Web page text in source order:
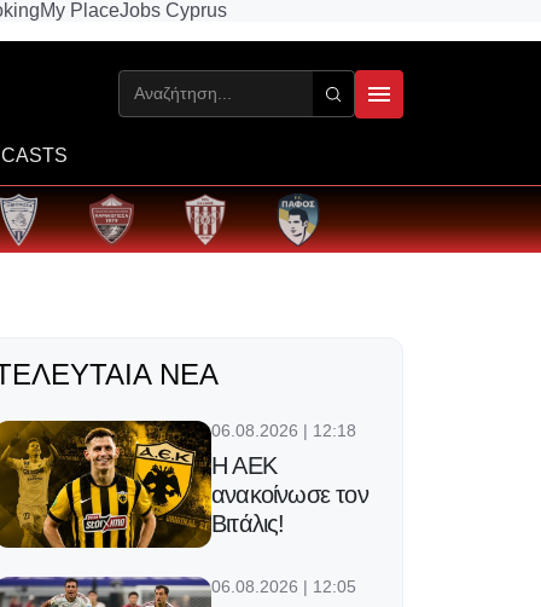
My PlaceJobs Cyprus
ΝΈΑ
06.08.2026 | 12:18
Η ΑΕΚ
ανακοίνωσε τον
Βιτάλις!
06.08.2026 | 12:05